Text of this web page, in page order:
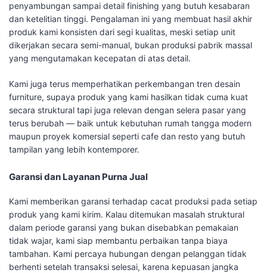
penyambungan sampai detail finishing yang butuh kesabaran
dan ketelitian tinggi. Pengalaman ini yang membuat hasil akhir
produk kami konsisten dari segi kualitas, meski setiap unit
dikerjakan secara semi-manual, bukan produksi pabrik massal
yang mengutamakan kecepatan di atas detail.
Kami juga terus memperhatikan perkembangan tren desain
furniture, supaya produk yang kami hasilkan tidak cuma kuat
secara struktural tapi juga relevan dengan selera pasar yang
terus berubah — baik untuk kebutuhan rumah tangga modern
maupun proyek komersial seperti cafe dan resto yang butuh
tampilan yang lebih kontemporer.
Garansi dan Layanan Purna Jual
Kami memberikan garansi terhadap cacat produksi pada setiap
produk yang kami kirim. Kalau ditemukan masalah struktural
dalam periode garansi yang bukan disebabkan pemakaian
tidak wajar, kami siap membantu perbaikan tanpa biaya
tambahan. Kami percaya hubungan dengan pelanggan tidak
berhenti setelah transaksi selesai, karena kepuasan jangka